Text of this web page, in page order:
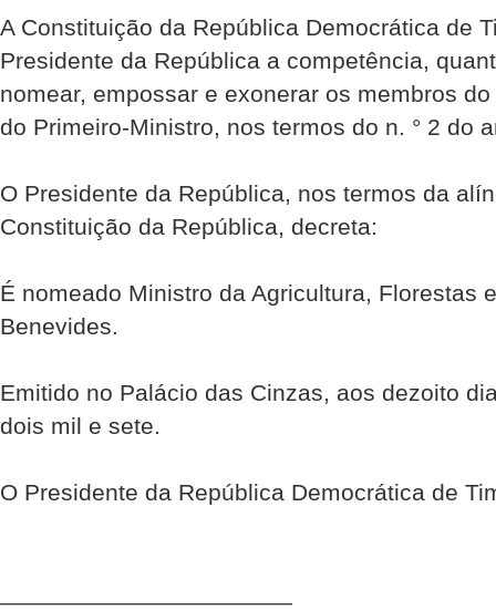
A Constituição da República Democrática de
Presidente da República a competência,
nomear, empossar e exonerar os membros
do Primeiro-Ministro, nos termos do n. ° 2 do
O Presidente da República, nos termos da
Constituição da República, decreta:
É nomeado Ministro da Agricultura, Florestas
Benevides.
Emitido no Palácio das Cinzas, aos dezoito
dois mil e sete.
O Presidente da República Democrática de